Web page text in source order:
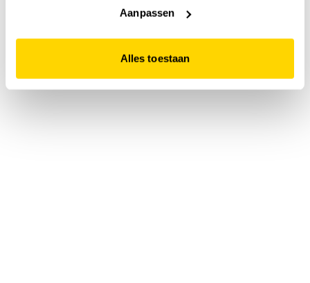
website niet optimaal functioneert.
Aanpassen
Alles toestaan